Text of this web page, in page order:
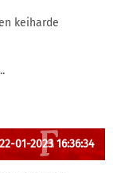
keiharde
22-01-2023 16:36:34